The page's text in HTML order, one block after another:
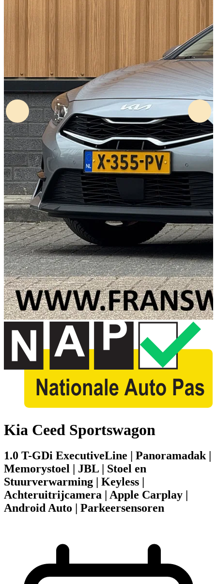
Kia Ceed Sportswagon
1.0 T-GDi ExecutiveLine | Panoramadak |
Memorystoel | JBL | Stoel en
Stuurverwarming | Keyless |
Achteruitrijcamera | Apple Carplay |
Android Auto | Parkeersensoren